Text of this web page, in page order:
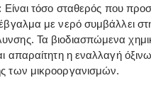
τόσο σταθερός που
με νερό συμβάλλει
Τα βιοδιασπώμενα
απαραίτητη η εναλλαγή
των μικροοργανισμών.